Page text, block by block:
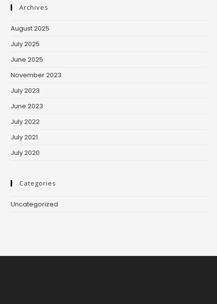
Archives
August 2025
July 2025
June 2025
November 2023
July 2023
June 2023
July 2022
July 2021
July 2020
Categories
Uncategorized